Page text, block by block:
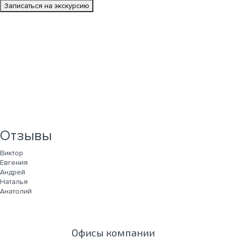
Записаться на экскурсию
Отзывы
Виктор
Евгения
Андрей
Наталья
Анатолий
Офисы компании